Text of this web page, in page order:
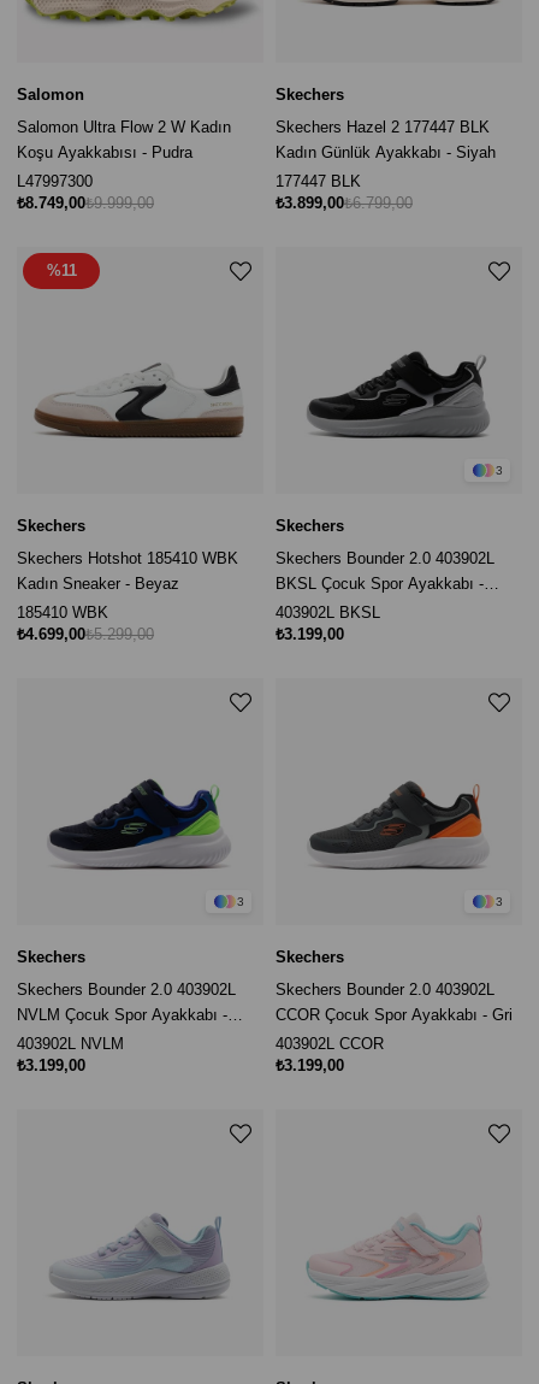
Salomon
Salomon Ultra Flow 2 W Kadın
Koşu Ayakkabısı - Pudra
L47997300
₺8.749,00₺9.999,00
Skechers
Skechers Hazel 2 177447 BLK
Kadın Günlük Ayakkabı - Siyah
177447 BLK
₺3.899,00₺6.799,00
Skechers
Skechers Hotshot 185410 WBK
Kadın Sneaker - Beyaz
185410 WBK
₺4.699,00₺5.299,00
%11
3
Skechers
Skechers Bounder 2.0 403902L
BKSL Çocuk Spor Ayakkabı -
Siyah
403902L BKSL
₺3.199,00
3
Skechers
Skechers Bounder 2.0 403902L
NVLM Çocuk Spor Ayakkabı -
Lacivert
403902L NVLM
₺3.199,00
3
Skechers
Skechers Bounder 2.0 403902L
CCOR Çocuk Spor Ayakkabı - Gri
403902L CCOR
₺3.199,00